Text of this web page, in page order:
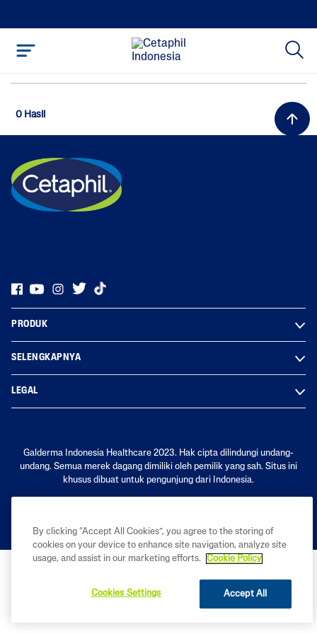
0 Hasil
PRODUK
SELENGKAPNYA
LEGAL
Galderma Indonesia Healthcare 2023. Hak cipta dilindungi undang-
undang. Semua merek dagang dimiliki oleh pemilik yang sah. Situs ini
khusus dibuat untuk pengunjung dari Indonesia.
By clicking “Accept All Cookies”, you agree to the storing of
cookies on your device to enhance site navigation, analyze site
usage, and assist in our marketing efforts.
Cookie Policy
Accept All
Cookies Settings